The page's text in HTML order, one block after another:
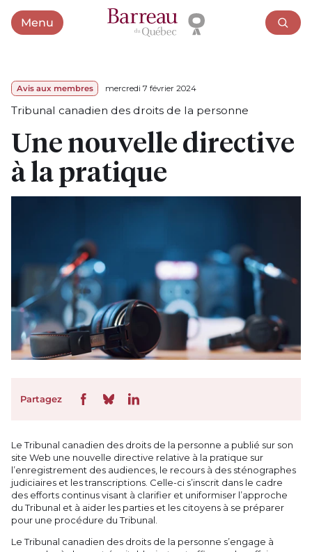
MenuOuvrir le menu
Avis aux membres mercredi 7 février 2024
Tribunal canadien des droits de la personne
Une nouvelle directive
à la pratique
Partagez
Le Tribunal canadien des droits de la personne a publié sur son
site Web une nouvelle directive relative à la pratique sur
l’enregistrement des audiences, le recours à des sténographes
judiciaires et les transcriptions. Celle-ci s’inscrit dans le cadre
des efforts continus visant à clarifier et uniformiser l’approche
du Tribunal et à aider les parties et les citoyens à se préparer
pour une procédure du Tribunal.
Le Tribunal canadien des droits de la personne s’engage à